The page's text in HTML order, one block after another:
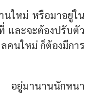
ใหม่ หรือมาอยู่ใน
และจะต้องปรับตัว
นใหม่ ก็ต้องมีการ
อยู่มานานนักหนา